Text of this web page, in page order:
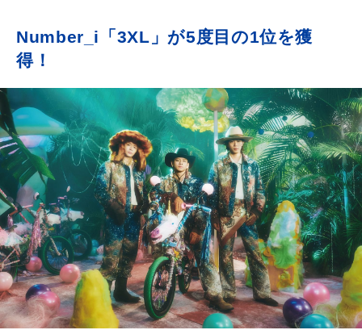
Number_i「3XL」が5度目の1位を獲
得！